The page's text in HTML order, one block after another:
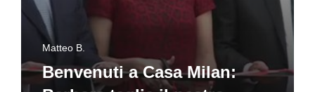
Matteo B.
Benvenuti a Casa Milan: